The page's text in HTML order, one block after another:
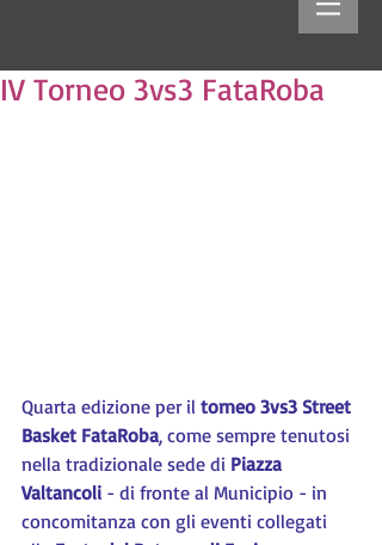
IV Torneo 3vs3 FataRoba
Quarta edizione per il torneo 3vs3 Street
Basket FataRoba, come sempre tenutosi
nella tradizionale sede di Piazza
Valtancoli - di fronte al Municipio - in
concomitanza con gli eventi collegati